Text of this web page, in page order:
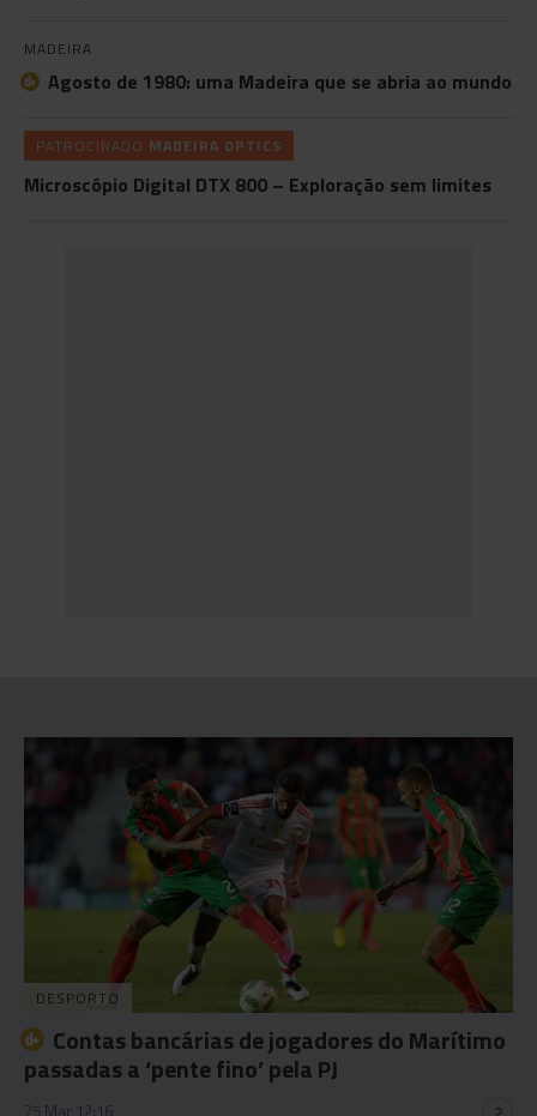
MADEIRA
Agosto de 1980: uma Madeira que se abria ao mundo
PATROCINADO MADEIRA OPTICS
Microscópio Digital DTX 800 – Exploração sem limites
DESPORTO
Contas bancárias de jogadores do Marítimo
passadas a ‘pente fino’ pela PJ
25 Mar 12:16